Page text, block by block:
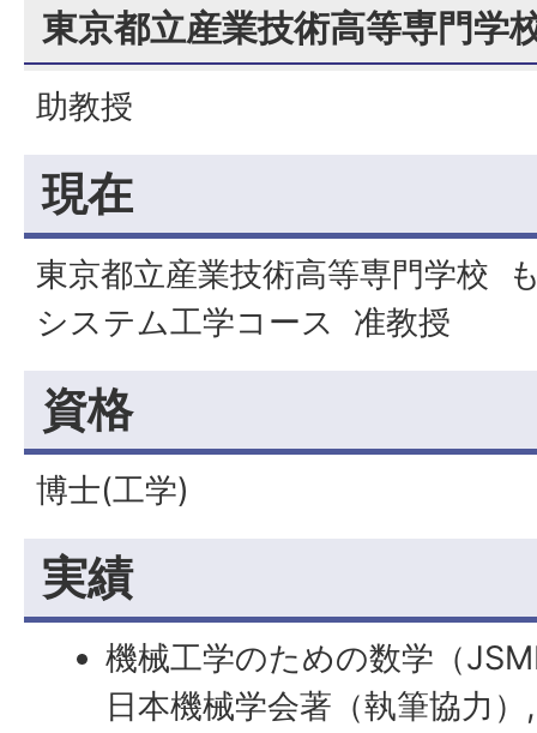
東京都立産業技術高等専門学
助教授
現在
東京都立産業技術高等専門学校
システム工学コース 准教授
資格
博士(工学)
実績
機械工学のための数学（
日本機械学会著（執筆協力